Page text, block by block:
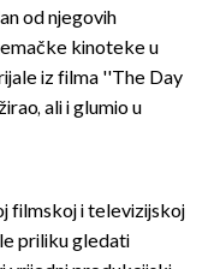
od njegovih
kinoteke u
iz filma ''The Day
ali i glumio u
filmskoj i televizijskoj
priliku gledati